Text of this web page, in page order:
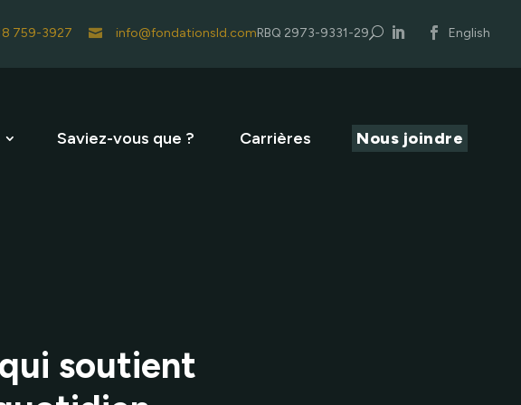
759-3927  info@fondationsld.comRBQ 2973-9331-29 U English
Saviez-vous que ? Carrières Nous joindre
soutient